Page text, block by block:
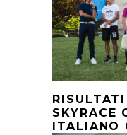
RISULTATI
SKYRACE
ITALIANO